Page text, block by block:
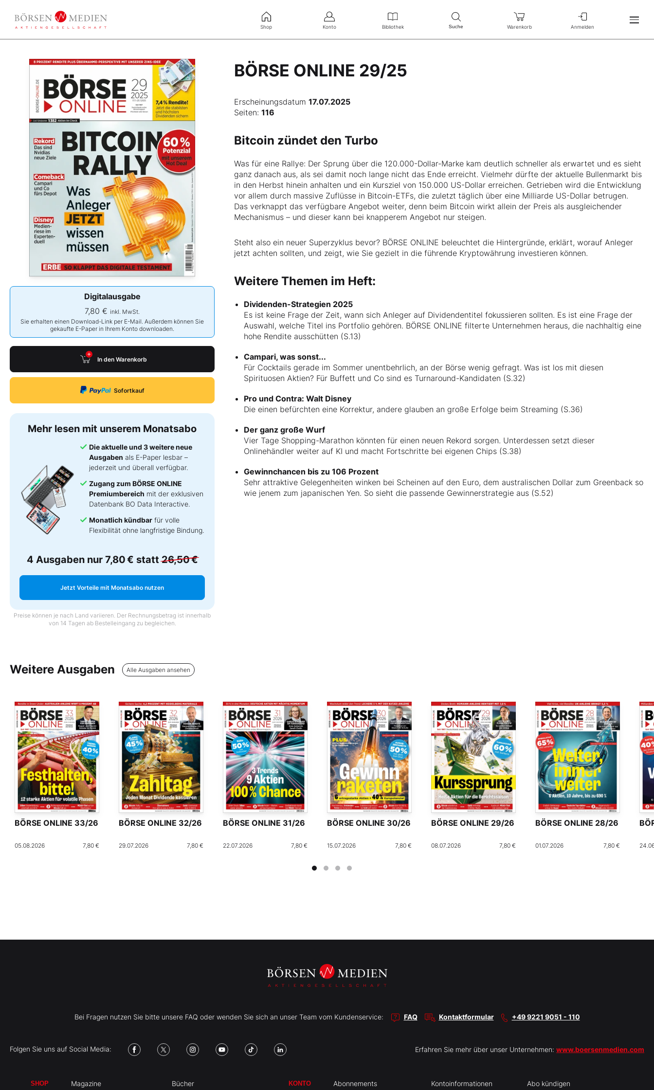
Shop Konto Bibliothek Suche Warenkorb Anmelden
BÖRSE ONLINE 29/25
Erscheinungsdatum17.07.2025
Digitalausgabe
7,80 € inkl. MwSt.
Sie erhalten einen Download-Link per E-Mail. Außerdem können Sie
gekaufte E-Paper in Ihrem Konto downloaden.
In den Warenkorb
Sofortkauf
Mehr lesen mit unserem Monatsabo
Die aktuelle und 3 weitere neue
Ausgaben als E-Paper lesbar –
jederzeit und überall verfügbar.
Zugang zum BÖRSE ONLINE
Premiumbereich mit der exklusiven
Datenbank BO Data Interactive.
Monatlich kündbar für volle
Flexibilität ohne langfristige Bindung.
4 Ausgaben nur 7,80 € statt26,50 €
Jetzt Vorteile mit Monatsabo nutzen
Preise können je nach Land variieren. Der Rechnungsbetrag ist innerhalb
von 14 Tagen ab Bestelleingang zu begleichen.
Seiten:116
Bitcoin zündet den Turbo
Was für eine Rallye: Der Sprung über die 120.000-Dollar-Marke kam deutlich schneller als erwartet und es sieht
ganz danach aus, als sei damit noch lange nicht das Ende erreicht. Vielmehr dürfte der aktuelle Bullenmarkt bis
in den Herbst hinein anhalten und ein Kursziel von 150.000 US-Dollar erreichen. Getrieben wird die Entwicklung
vor allem durch massive Zuflüsse in Bitcoin-ETFs, die zuletzt täglich über eine Milliarde US-Dollar betrugen.
Das verknappt das verfügbare Angebot weiter, denn beim Bitcoin wirkt allein der Preis als ausgleichender
Mechanismus – und dieser kann bei knapperem Angebot nur steigen.
Steht also ein neuer Superzyklus bevor? BÖRSE ONLINE beleuchtet die Hintergründe, erklärt, worauf Anleger
jetzt achten sollten, und zeigt, wie Sie gezielt in die führende Kryptowährung investieren können.
Weitere Themen im Heft:
Dividenden-Strategien 2025
Es ist keine Frage der Zeit, wann sich Anleger auf Dividendentitel fokussieren sollten. Es ist eine Frage der
Auswahl, welche Titel ins Portfolio gehören. BÖRSE ONLINE filterte Unternehmen heraus, die nachhaltig eine
hohe Rendite ausschütten (S.13)
Campari, was sonst...
Für Cocktails gerade im Sommer unentbehrlich, an der Börse wenig gefragt. Was ist los mit diesen
Spirituosen Aktien? Für Buffett und Co sind es Turnaround-Kandidaten (S.32)
Pro und Contra: Walt Disney
Die einen befürchten eine Korrektur, andere glauben an große Erfolge beim Streaming (S.36)
Der ganz große Wurf
Vier Tage Shopping-Marathon könnten für einen neuen Rekord sorgen. Unterdessen setzt dieser
Onlinehändler weiter auf KI und macht Fortschritte bei eigenen Chips (S.38)
Gewinnchancen bis zu 106 Prozent
Sehr attraktive Gelegenheiten winken bei Scheinen auf den Euro, dem australischen Dollar zum Greenback so
wie jenem zum japanischen Yen. So sieht die passende Gewinnerstrategie aus (S.52)
Weitere Ausgaben Alle Ausgaben ansehen
BÖRSE ONLINE 33/26
05.08.2026 7,80 €
BÖRSE ONLINE 32/26
29.07.2026 7,80 €
BÖRSE ONLINE 31/26
22.07.2026 7,80 €
BÖRSE ONLINE 30/26
15.07.2026 7,80 €
BÖRSE ONLINE 29/26
08.07.2026 7,80 €
BÖRSE ONLINE 28/26
01.07.2026 7,80 €
Bei Fragen nutzen Sie bitte unsere FAQ oder wenden Sie sich an unser Team vom Kundenservice: FAQ Kontaktformular +49 9221 9051 - 110
Folgen Sie uns auf Social Media: Erfahren Sie mehr über unser Unternehmen: www.boersenmedien.com
SHOP Magazine Bücher KONTO Abonnements Kontoinformationen Abo kündigen